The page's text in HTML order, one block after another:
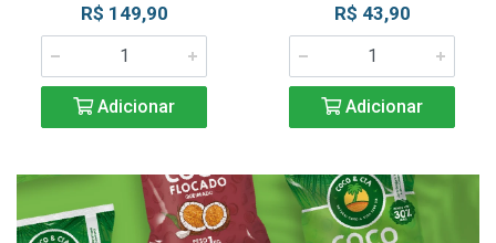
R$ 149,90
Adicionar
R$ 43,90
Adicionar